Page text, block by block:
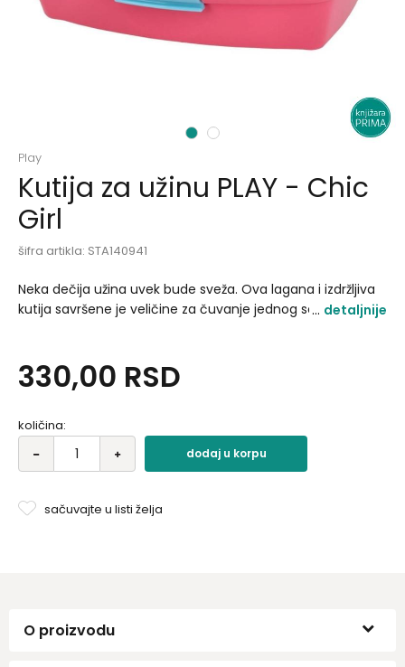
1 2
Play
Kutija za užinu PLAY - Chic
Girl
šifra artikla: STA140941
Neka dečija užina uvek bude sveža. Ova lagana i izdržljiva
kutija savršene je veličine za čuvanje jednog sendviča bez
Dimenzije: 16.3 x 11 x 5cm.
detaljnije
330,00 RSD
količina:
dodaj u korpu
sačuvajte u listi želja
O proizvodu